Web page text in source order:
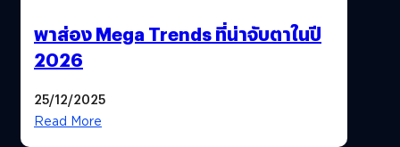
พาส่อง Mega Trends ที่น่าจับตาในปี
2026
25/12/2025
Read More